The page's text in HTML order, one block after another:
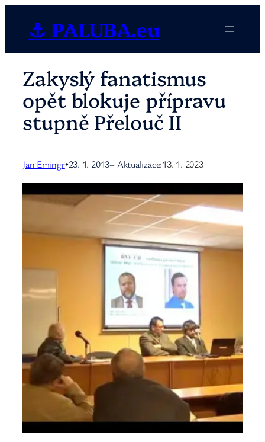
obsah
⚓ PALUBA.eu
Zakyslý fanatismus
opět blokuje přípravu
stupně Přelouč II
Jan Emingr•23. 1. 2013– Aktualizace:13. 1. 2023